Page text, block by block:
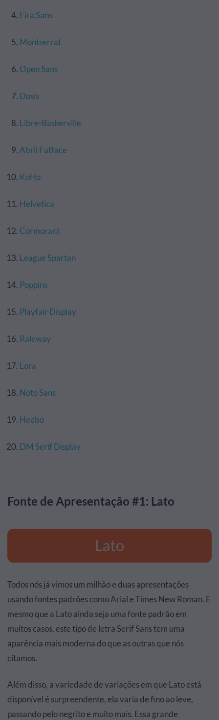
Fira Sans
Montserrat
Open Sans
Dosis
Libre-Baskerville
Abril Fatface
KoHo
Helvetica
Cormorant
League Spartan
Poppins
Playfair Display
Raleway
Lora
Noto Sans
Heebo
DM Serif Display
Fonte de Apresentação #1: Lato
Todos nós já vimos um milhão e duas apresentações
usando fontes padrões como Arial e Times New Roman. E
mesmo que a Lato ainda seja uma fonte padrão em
muitos casos, este tipo de letra Serif Sans tem uma
aparência mais moderna do que as outras que nós
citamos.
Além disso, a variedade de variações em que Lato está
disponível é surpreendente, ela varia de fino ao leve,
passando pelo negrito e muito mais. Essa grande